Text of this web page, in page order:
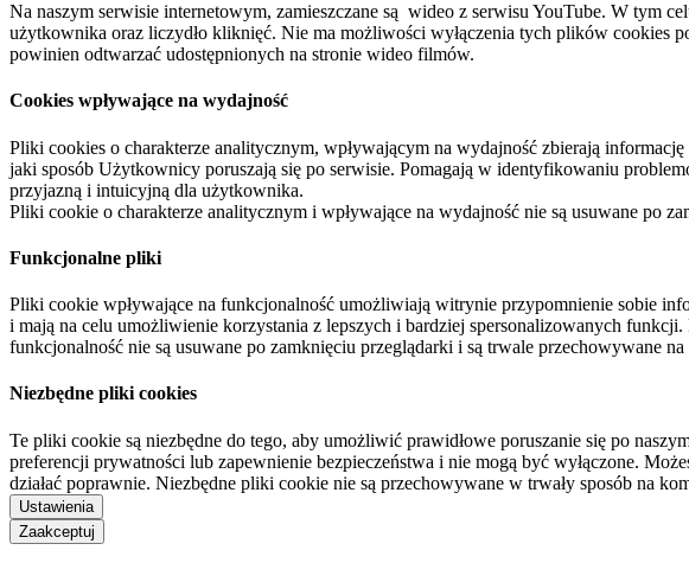
Na naszym serwisie internetowym, zamieszczane są wideo z serwisu YouTube. W tym
użytkownika oraz liczydło kliknięć. Nie ma możliwości wyłączenia tych plików cookies
powinien odtwarzać udostępnionych na stronie wideo filmów.
Cookies wpływające na wydajność
Pliki cookies o charakterze analitycznym, wpływającym na wydajność zbierają
jaki sposób Użytkownicy poruszają się po serwisie. Pomagają w identyfikowaniu
przyjazną i intuicyjną dla użytkownika.
Pliki cookie o charakterze analitycznym i wpływające na wydajność nie są usuwane po
Funkcjonalne pliki
Pliki cookie wpływające na funkcjonalność umożliwiają witrynie przypomnienie sobie
i mają na celu umożliwienie korzystania z lepszych i bardziej spersonalizowanych
funkcjonalność nie są usuwane po zamknięciu przeglądarki i są trwale przechowywane
Niezbędne pliki cookies
Te pliki cookie są niezbędne do tego, aby umożliwić prawidłowe poruszanie się po
preferencji prywatności lub zapewnienie bezpieczeństwa i nie mogą być wyłączone.
działać poprawnie. Niezbędne pliki cookie nie są przechowywane w trwały sposób na
Ustawienia
Zaakceptuj